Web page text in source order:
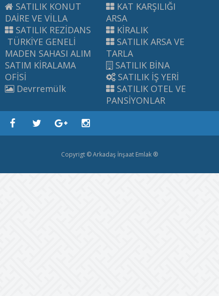
SATILIK KONUT
DAİRE VE VİLLA
KAT KARŞILIĞI
ARSA
SATILIK REZİDANS
KİRALIK
TÜRKİYE GENELİ
MADEN SAHASI ALIM
SATIM KİRALAMA
OFİSİ
SATILIK ARSA VE
TARLA
SATILIK BİNA
SATILIK İŞ YERİ
Devrremülk
SATILIK OTEL VE
PANSİYONLAR
Copyrigt © Arkadaş İnşaat Emlak ®